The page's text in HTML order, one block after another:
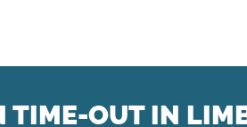
TIME-OUT IN